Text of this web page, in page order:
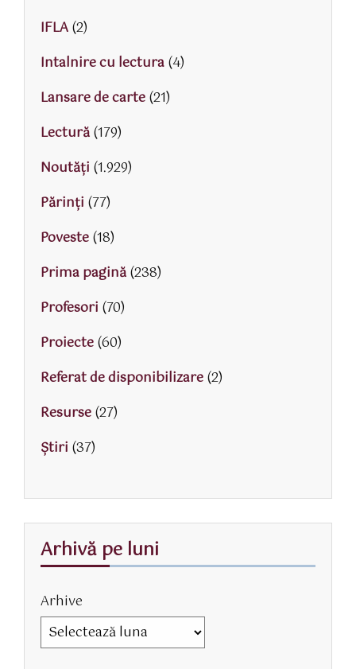
IFLA(2)
Intalnire cu lectura(4)
Lansare de carte(21)
Lectură(179)
Noutăți (1.929)
Părinţi (77)
Poveste(18)
Prima pagină(238)
Profesori (70)
Proiecte(60)
Referat de disponibilizare(2)
Resurse(27)
Știri (37)
Arhivă pe luni
Arhive